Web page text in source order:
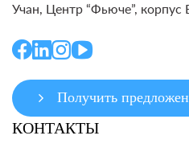
Учан, Центр “Фьюче”, корпус
Получить
КОНТАКТЫ